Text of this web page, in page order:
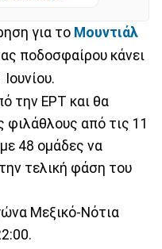
για το Μουντιάλ
ποδοσφαίρου κάνει
την ΕΡΤ και θα
από τις 11
με 48 ομάδες να
τελική φάση του
Μεξικό-Νότια